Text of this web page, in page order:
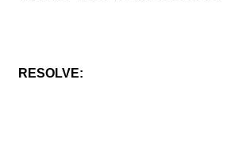
RESOLVE: